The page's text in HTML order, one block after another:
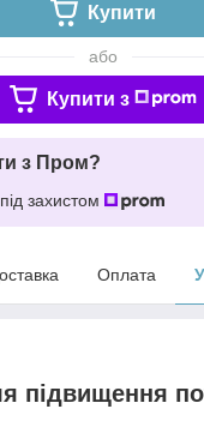
Купити
або
Купити з
з Пром?
захистом
Оплата
підвищення